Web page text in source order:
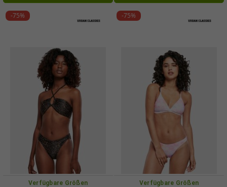
-75%
Verfügbare Größen
-75%
Verfügbare Größen